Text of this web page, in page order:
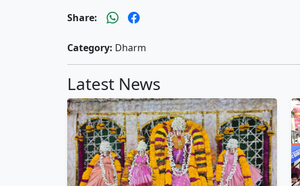
Share:
Category: Dharm
Latest News